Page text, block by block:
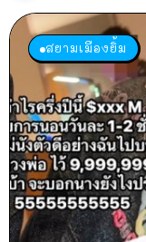
สยามเมืองยิ้ม